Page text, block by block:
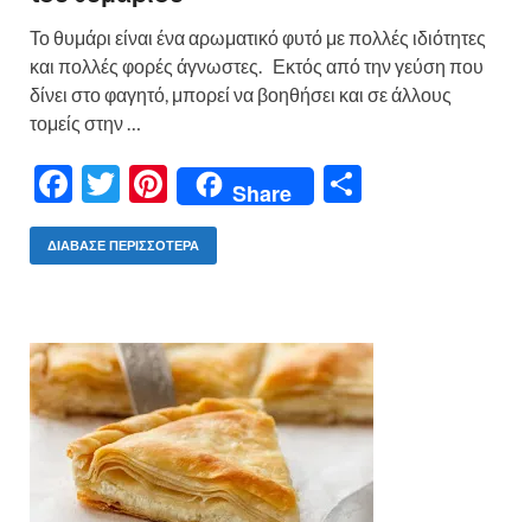
Το θυμάρι είναι ένα αρωματικό φυτό με πολλές ιδιότητες
και πολλές φορές άγνωστες. Εκτός από την γεύση που
δίνει στο φαγητό, μπορεί να βοηθήσει και σε άλλους
τομείς στην …
F
ac
e
o
o
k
T
w
itt
Pi
nt
er
t
Share
σ
τε
ίτ
ε
ΔΙΆΒΑΣΕ ΠΕΡΙΣΣΌΤΕΡΑ